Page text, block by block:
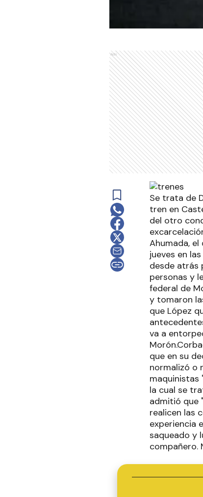
Ads
Se trata de
tren en
del otro
Ahumada,
jueves en
desde atrás
personas y
federal de
y tomaron
que López
va a
que en su
normalizó o
maquinistas
la cual se
admitió que
realicen las
experiencia
saqueado y
compañero.